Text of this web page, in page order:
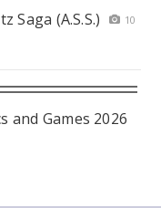
Saga (A.S.S.)
10
and Games 2026